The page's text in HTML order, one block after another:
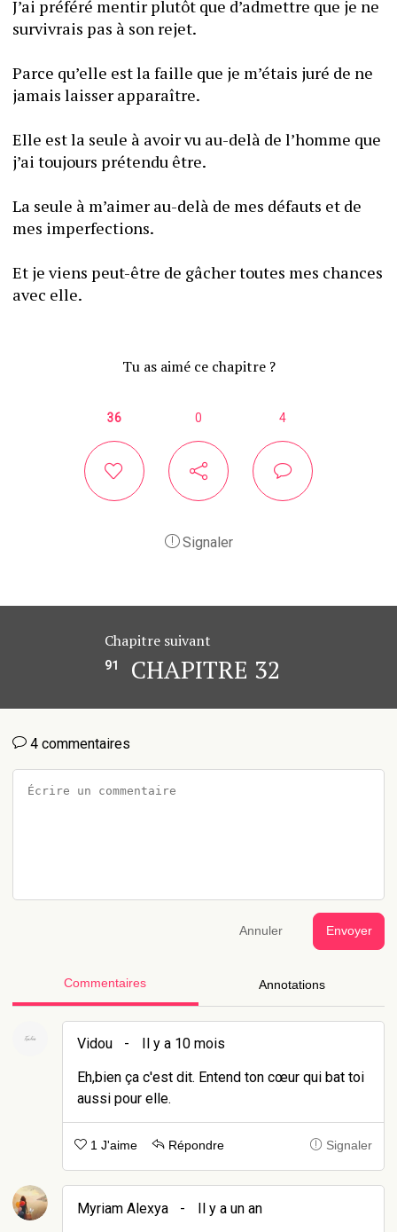
J’ai préféré mentir plutôt que d’admettre que je ne
survivrais pas à son rejet.
Parce qu’elle est la faille que je m’étais juré de ne
jamais laisser apparaître.
Elle est la seule à avoir vu au-delà de l’homme que
j’ai toujours prétendu être.
La seule à m’aimer au-delà de mes défauts et de
Et je viens peut-être de gâcher toutes mes chances
avec elle.
Tu as aimé ce chapitre ?
36 0 4
Signaler
Chapitre suivant
91 CHAPITRE 32
4 commentaires
Annuler Envoyer
Commentaires Annotations
Vidou -
Il y a 10 mois
Eh,bien ça c'est dit. Entend ton cœur qui bat toi
aussi pour elle.
1 J'aime Répondre Signaler
Myriam Alexya -
Il y a un an